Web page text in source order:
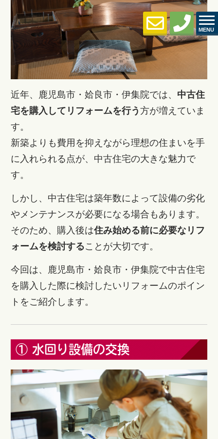
MENU
近年、鹿児島市・姶良市・伊集院では、 中古住
宅を購入してリフォームを行う方が増えていま
す。
新築よりも費用を抑えながら理想の住まいを手
に入れられる点が、中古住宅の大きな魅力で
す。
しかし、中古住宅は築年数によって設備の劣化
やメンテナンスが必要になる場合もあります。
そのため、購入後は住み始める前に必要なリフ
ォームを検討することが大切です。
今回は、鹿児島市・姶良市・伊集院で中古住宅
を購入した際に検討したいリフォームのポイン
トをご紹介します。
① 水回り設備の交換